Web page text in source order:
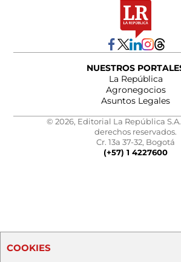
NUESTROS
La República
Agronegocios
Asuntos Legales
© 2026, Editorial La República
derechos reservados.
Cr. 13a 37-32, Bogotá
(+57) 1 4227600
COOKIES